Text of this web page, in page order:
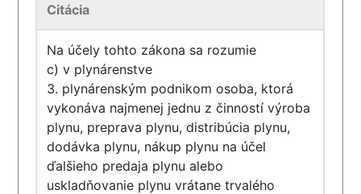
Citácia
Na účely tohto zákona sa rozumie
c) v plynárenstve
3. plynárenským podnikom osoba, ktorá
vykonáva najmenej jednu z činností výroba
plynu, preprava plynu, distribúcia plynu,
dodávka plynu, nákup plynu na účel
ďalšieho predaja plynu alebo
uskladňovanie plynu vrátane trvalého